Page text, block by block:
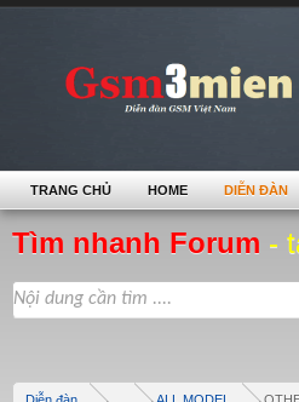
Tìm nhanh Forum -
TRANG CHỦ HOME DIỄN ĐÀN